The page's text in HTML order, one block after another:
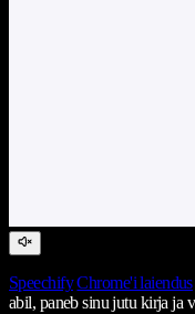
Speechify Chrome'i laiendus
abil, paneb sinu jutu kirja ja